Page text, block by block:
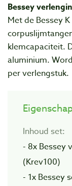
Bessey
Met de Bessey
klemcapaciteit.
aluminium.
per verlengstuk.
Inhoud set:
- 8x Bessey
(Krev100)
- 1x Bessey